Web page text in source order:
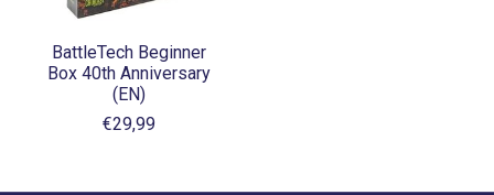
BattleTech Beginner
Box 40th Anniversary
(EN)
€29,99